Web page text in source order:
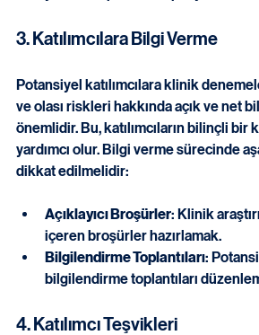
yönelik e-posta kampanyaları
3. Katılımcılara Bilgi Verme
Potansiyel katılımcılara klinik
ve olası riskleri hakkında açık ve net
önemlidir. Bu, katılımcıların bilinçli bir
dikkat edilmelidir:
Açıklayıcı Broşürler: Klinik
içeren broşürler hazırlamak.
bilgilendirme toplantıları